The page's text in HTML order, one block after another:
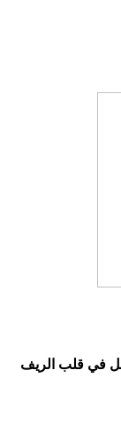
في قلب الريف